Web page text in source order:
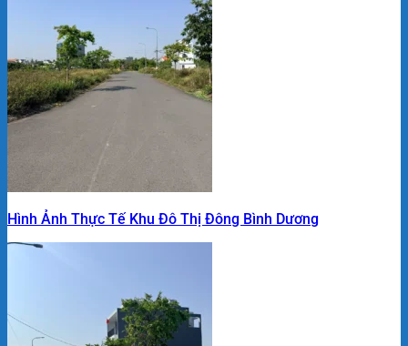
Hình Ảnh Thực Tế Khu Đô Thị Đông Bình Dương